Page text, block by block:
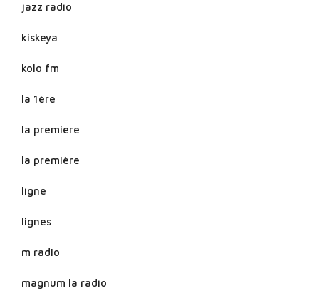
jazz radio
kiskeya
kolo fm
la 1ère
la premiere
la première
ligne
lignes
m radio
magnum la radio